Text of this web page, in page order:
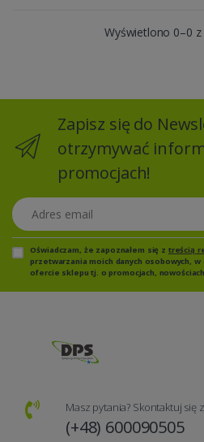
Wyświetlono 0–0
Zapisz się do
otrzymywać
promocjach!
Adres email
Oświadczam, że zapoznałem się z treścią
przetwarzania moich danych osobowych,
ofercie sklepu tj. o promocjach, nowościach
Masz pytania? Skontaktuj się
(+48) 600090505